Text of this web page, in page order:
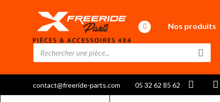
Nos produits
contact@freeride-parts.com 05 32 62 85 62